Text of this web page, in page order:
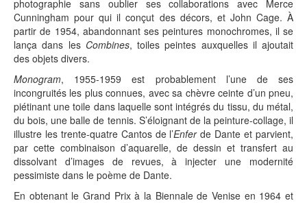
photographie sans oublier ses collaborations avec Merce
Cunningham pour qui il conçut des décors, et John Cage. À
partir de 1954, abandonnant ses peintures monochromes, il se
lança dans les Combines, toiles peintes auxquelles il ajoutait
des objets divers.
Monogram, 1955-1959 est probablement l’une de ses
incongruités les plus connues, avec sa chèvre ceinte d’un pneu,
piétinant une toile dans laquelle sont intégrés du tissu, du métal,
du bois, une balle de tennis. S’éloignant de la peinture-collage, il
illustre les trente-quatre Cantos de l’Enferde Dante et parvient,
par cette combinaison d’aquarelle, de dessin et transfert au
dissolvant d’images de revues, à injecter une modernité
pessimiste dans le poème de Dante.
En obtenant le Grand Prix à la Biennale de Venise en 1964 et